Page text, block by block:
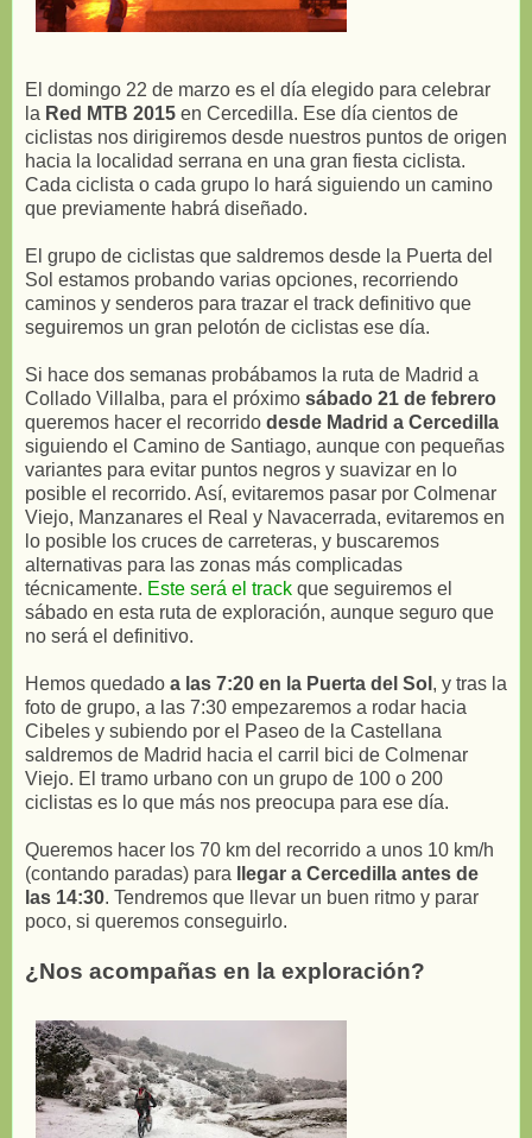
El domingo 22 de marzo es el día elegido para celebrar
la Red MTB 2015 en Cercedilla. Ese día cientos de
ciclistas nos dirigiremos desde nuestros puntos de origen
hacia la localidad serrana en una gran fiesta ciclista.
Cada ciclista o cada grupo lo hará siguiendo un camino
que previamente habrá diseñado.
El grupo de ciclistas que saldremos desde la Puerta del
Sol estamos probando varias opciones, recorriendo
caminos y senderos para trazar el track definitivo que
seguiremos un gran pelotón de ciclistas ese día.
Si hace dos semanas probábamos la ruta de Madrid a
Collado Villalba, para el próximo sábado 21 de febrero
queremos hacer el recorrido desde Madrid a Cercedilla
siguiendo el Camino de Santiago, aunque con pequeñas
variantes para evitar puntos negros y suavizar en lo
posible el recorrido. Así, evitaremos pasar por Colmenar
Viejo, Manzanares el Real y Navacerrada, evitaremos en
lo posible los cruces de carreteras, y buscaremos
alternativas para las zonas más complicadas
técnicamente. Este será el track que seguiremos el
sábado en esta ruta de exploración, aunque seguro que
no será el definitivo.
Hemos quedado a las 7:20 en la Puerta del Sol , y tras la
foto de grupo, a las 7:30 empezaremos a rodar hacia
Cibeles y subiendo por el Paseo de la Castellana
saldremos de Madrid hacia el carril bici de Colmenar
Viejo. El tramo urbano con un grupo de 100 o 200
ciclistas es lo que más nos preocupa para ese día.
Queremos hacer los 70 km del recorrido a unos 10 km/h
(contando paradas) para
llegar a Cercedilla antes de
las 14:30. Tendremos que llevar un buen ritmo y parar
poco, si queremos conseguirlo.
¿Nos acompañas en la exploración?